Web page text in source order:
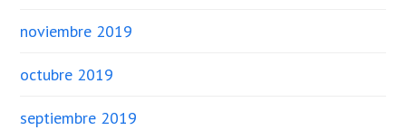
noviembre 2019
octubre 2019
septiembre 2019